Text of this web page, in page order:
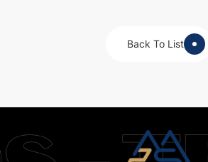
Back To List